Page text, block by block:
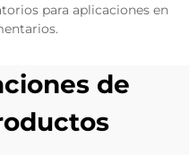
para aplicaciones en
de